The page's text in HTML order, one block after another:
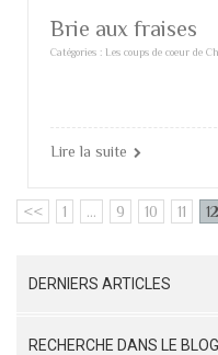
Brie aux fraises
Catégories : Les coups de coeur de
Lire la suite
<< 1 ... 9 10 11 12
DERNIERS ARTICLES
RECHERCHE DANS LE BLOG